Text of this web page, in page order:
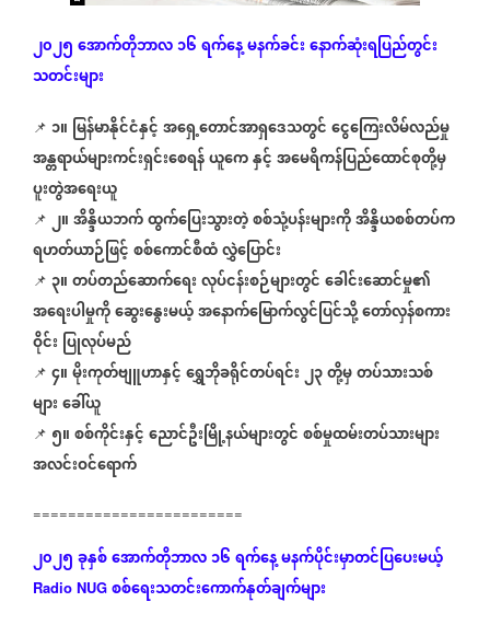
၂၀၂၅အောက်တိုဘာလ၁၆ရက်နေ့မနက်ခင်းနောက်ဆုံးရပြည်တွင်း
သတင်းများ
📌 ⁨⁨⁨⁨⁨⁨⁨⁨⁨⁨⁨⁨⁨ ၁။ မြန်မာနိုင်ငံနှင့်အရှေ့တောင်အာရှဒေသတွင်ငွေကြေးလိမ်လည်မှု
အန္တရာယ်များကင်းရှင်းစေရန်ယူကေနှင့်အမေရိကန်ပြည်ထောင်စုတို့မှ
ပူးတွဲအရေးယူ
📌 ⁨⁨⁨⁨⁨⁨⁨⁨⁨⁨⁨⁨⁨ ၂။အိန္ဒိယဘက်ထွက်ပြေးသွားတဲ့စစ်သုံ့ပန်းများကိုအိန္ဒိယစစ်တပ်က
ရဟတ်ယာဉ်ဖြင့်စစ်ကောင်စီထံလွှဲပြောင်း
📌 ⁨⁨⁨⁨⁨⁨⁨⁨⁨⁨⁨⁨⁨ ၃။တပ်တည်ဆောက်ရေးလုပ်ငန်းစဉ်များတွင်ခေါင်းဆောင်မှု၏
အရေးပါမှုကိုဆွေးနွေးမယ့်အနောက်မြောက်လွင်ပြင်သို့တော်လှန်စကား
ဝိုင်း ပြုလုပ်မည်
📌 ⁨⁨⁨⁨⁨⁨⁨⁨⁨⁨⁨⁨⁨ ၄။မိုးကုတ်ဗျူဟာနှင့်ရွှေဘိုခရိုင်တပ်ရင်း၂၃တို့မှတပ်သားသစ်
များခေါ်ယူ
📌 ⁨⁨⁨⁨⁨⁨⁨⁨⁨⁨⁨⁨⁨ ၅။စစ်ကိုင်းနှင့်ညောင်ဦးမြို့နယ်များတွင်စစ်မှုထမ်းတပ်သားများ
အလင်းဝင်ရောက်
========================
၂၀၂၅ခုနှစ်အောက်တိုဘာလ၁၆ရက်နေ့မနက်ပိုင်းမှာတင်ပြပေးမယ့်
Radio NUG စစ်ရေးသတင်းကောက်နုတ်ချက်များ